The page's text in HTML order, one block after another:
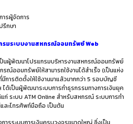
ารผู้จัดการ
รึกษา
มระบบงานสหกรณ์ออมทรัพย์Web
ป็นผู้พัฒนาโปรแกรมบริหารงานสหกรณ์ออมทรัพย์
รณ์ออมทรัพย์ให้สามารถใช้งานได้สำเร็จ (เป็นแห่ง
การติดตั้งให้ใช้งานมาแล้วมากกว่า 5 รอบบัญชี
เป็นผู้พัฒนาระบบการทำธุรกรรมทางการเงินยุค
ก่ ระบบ ATM Online สำหรับสหกรณ์ ระบบการทำ
ละโทรศัพท์มือถือ เป็นต้น